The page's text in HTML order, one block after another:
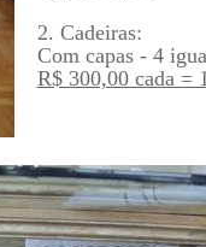
2. Cadeiras:
Com capas - 4
R$ 300,00 cada =